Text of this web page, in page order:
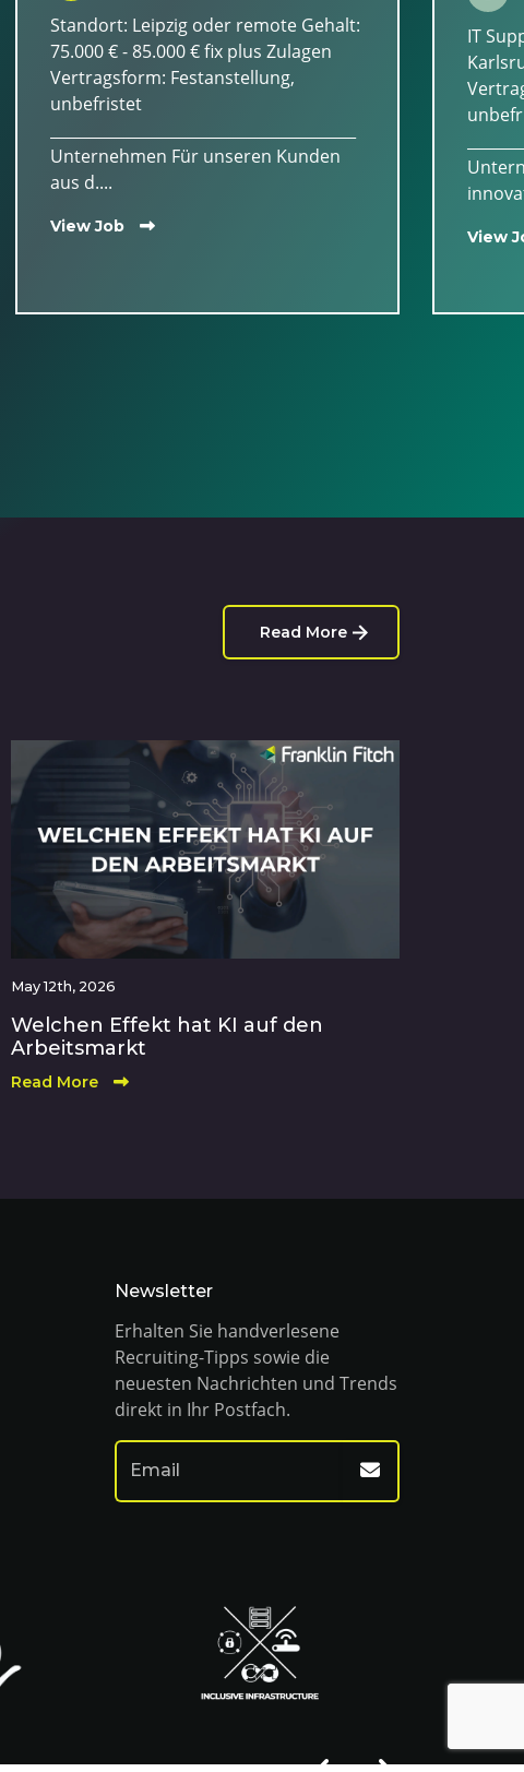
Standort: Leipzig oder remote Gehalt:
75.000 € - 85.000 € fix plus Zulagen
Vertragsform: Festanstellung,
unbefristet
Unternehmen Für unseren Kunden
aus d....
View Job
IT
View
Read More
May 12th, 2026
Welchen Effekt hat KI auf den
Arbeitsmarkt
Read More
Newsletter
Erhalten Sie handverlesene
Recruiting-Tipps sowie die
neuesten Nachrichten und Trends
direkt in Ihr Postfach.